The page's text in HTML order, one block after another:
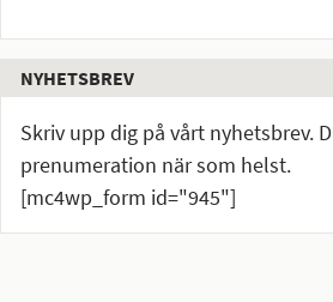
NYHETSBREV
Skriv upp dig på vårt nyhetsbrev.
prenumeration när som helst.
[mc4wp_form id="945"]